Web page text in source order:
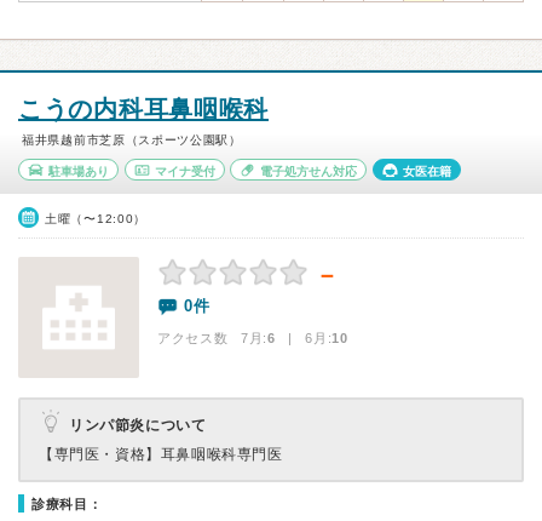
こうの内科耳鼻咽喉科
福井県越前市芝原（スポーツ公園駅）
駐車場あり マイナ受付 電子処方せん対応 女医在籍
土曜（〜12:00）
－
0件
アクセス数 7月:6 | 6月:10
リンパ節炎について
【専門医・資格】 耳鼻咽喉科専門医
診療科目：